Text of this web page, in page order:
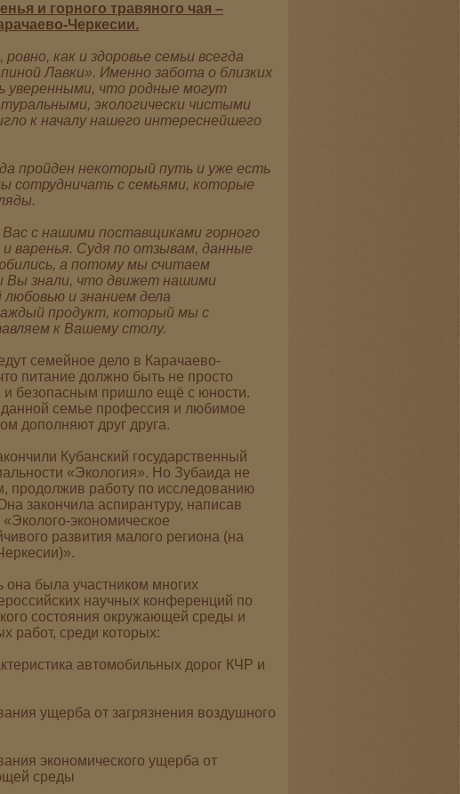
и горного травяного чая –
Черкесии.
как и здоровье семьи всегда
Лавки». Именно забота о близких
уверенными, что родные могут
экологически чистыми
к началу нашего интереснейшего
пройден некоторый путь и уже есть
сотрудничать с семьями, которые
с нашими поставщиками горного
варенья. Судя по отзывам, данные
а потому мы считаем
Вы знали, что движет нашими
и знанием дела
продукт, который мы с
к Вашему столу.
семейное дело в Карачаево-
питание должно быть не просто
безопасным пришло ещё с юности.
данной семье профессия и любимое
дополняют друг друга.
Кубанский государственный
«Экология». Но Зубаида не
продолжив работу по исследованию
закончила аспирантуру, написав
экономическое
развития малого региона (на
она была участником многих
научных конференций по
состояния окружающей среды и
работ, среди которых:
автомобильных дорог КЧР и
ущерба от загрязнения воздушного
экономического ущерба от
среды